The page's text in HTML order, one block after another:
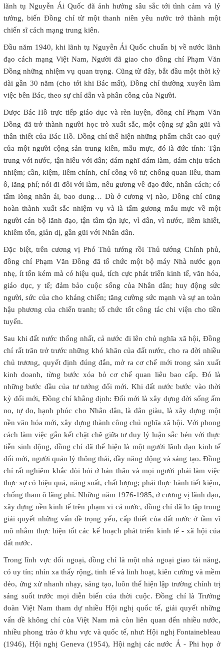
lãnh tụ Nguyễn Ái Quốc đã ảnh hưởng sâu sắc tới tình cảm và lý
tưởng, biến Đồng chí từ một thanh niên yêu nước trở thành một
chiến sĩ cách mạng trung kiên.
Đầu năm 1940, khi lãnh tụ Nguyễn Ái Quốc chuẩn bị về nước lãnh
đạo cách mạng Việt Nam, Người đã giao cho đồng chí Phạm Văn
Đồng những nhiệm vụ quan trọng. Cũng từ đây, bắt đầu một thời kỳ
dài gần 30 năm (cho tới khi Bác mất), Đồng chí thường xuyên làm
việc bên Bác, theo sự chỉ dẫn và phân công của Người.
Được Bác Hồ trực tiếp giáo dục và rèn luyện, đồng chí Phạm Văn
Đồng đã trở thành người học trò xuất sắc, một cộng sự gần gũi và
thân thiết của Bác Hồ. Đồng chí thể hiện những phẩm chất cao quý
của một người cộng sản trung kiên, mẫu mực, đó là đức tính: Tận
trung với nước, tận hiếu với dân; dám nghĩ dám làm, dám chịu trách
nhiệm; cần, kiệm, liêm chính, chí công vô tư; chống quan liêu, tham
ô, lãng phí; nói đi đôi với làm, nêu gương về đạo đức, nhân cách; có
tấm lòng nhân ái, bao dung… Dù ở cương vị nào, Đồng chí cũng
hoàn thành xuất sắc nhiệm vụ và là tấm gương mẫu mực về một
người cán bộ lãnh đạo, tận tâm tận lực, vì dân, vì nước, liêm khiết,
khiêm tốn, giản dị, gần gũi với Nhân dân.
Đặc biệt, trên cương vị Phó Thủ tướng rồi Thủ tướng Chính phủ,
đồng chí Phạm Văn Đồng đã tổ chức một bộ máy Nhà nước gọn
nhẹ, ít tốn kém mà có hiệu quả, tích cực phát triển kinh tế, văn hóa,
giáo dục, y tế; đảm bảo cuộc sống của Nhân dân; huy động sức
người, sức của cho kháng chiến; tăng cường sức mạnh và sự an toàn
hậu phương của chiến tranh; tổ chức tốt công tác chi viện cho tiền
tuyến.
Sau khi đất nước thống nhất, cả nước đi lên chủ nghĩa xã hội, Đồng
chí rất trăn trở trước những khó khăn của đất nước, cho ra đời nhiều
chủ trương, quyết định đúng đắn, mở ra cơ chế mới trong sản xuất
kinh doanh, từng bước xóa bỏ cơ chế quan liêu bao cấp. Đó là
những bước đầu của tư tưởng đổi mới. Khi đất nước bước vào thời
kỳ đổi mới, Đồng chí khẳng định: Đổi mới là xây dựng đời sống ấm
no, tự do, hạnh phúc cho Nhân dân, là dân giàu, là xây dựng một
nền văn hóa mới, xây dựng thành công chủ nghĩa xã hội. Với phong
cách làm việc gắn kết chặt chẽ giữa tư duy lý luận sắc bén với thực
tiễn sinh động, đồng chí đã thể hiện là một người lãnh đạo kinh tế
đổi mới, người quản lý thông thái, đầy năng động và sáng tạo. Đồng
chí rất nghiêm khắc đòi hỏi ở bản thân và mọi người phải làm việc
thực sự có hiệu quả, năng suất, chất lượng; phải thực hành tiết kiệm,
chống tham ô lãng phí. Những năm 1976-1985, ở cương vị lãnh đạo,
xây dựng nền kinh tế trên phạm vi cả nước, đồng chí đã lo tập trung
giải quyết những vấn đề trọng yếu, cấp thiết của đất nước ở tầm vĩ
mô nhằm thực hiện tốt các kế hoạch phát triển kinh tế - xã hội của
đất nước.
Trong lĩnh vực đối ngoại, đồng chí là một nhà ngoại giao tài năng,
có uy tín; nhìn xa thấy rộng, tinh tế và linh hoạt, kiên cường và mềm
dẻo, ứng xử nhanh nhạy, sáng tạo, luôn thể hiện lập trường chính trị
sáng suốt trước mọi diễn biến của thời cuộc. Đồng chí là Trưởng
đoàn Việt Nam tham dự nhiều Hội nghị quốc tế, giải quyết những
vấn đề không chỉ của Việt Nam mà còn liên quan đến nhiều nước,
nhiều phong trào ở khu vực và quốc tế, như: Hội nghị Fontainebleau
(1946), Hội nghị Geneva (1954), Hội nghị các nước Á - Phi họp ở